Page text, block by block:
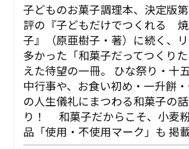
子どものお菓子調理本、決定
評の『子どもだけでつくれる
子』（原亜樹子・著）に続く、
多かった「和菓子だってつくり
えた待望の一冊。 ひな祭り・十
中行事や、お食い初め・一升餅
の人生儀礼にまつわる和菓子の
り！ 和菓子だからこそ、小麦
品「使用・不使用マーク」も 掲載